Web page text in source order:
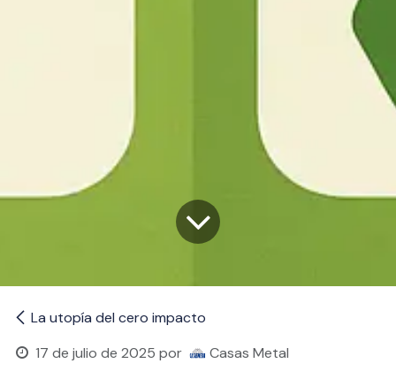
La utopía del cero impacto
17 de julio de 2025 por Casas Metal